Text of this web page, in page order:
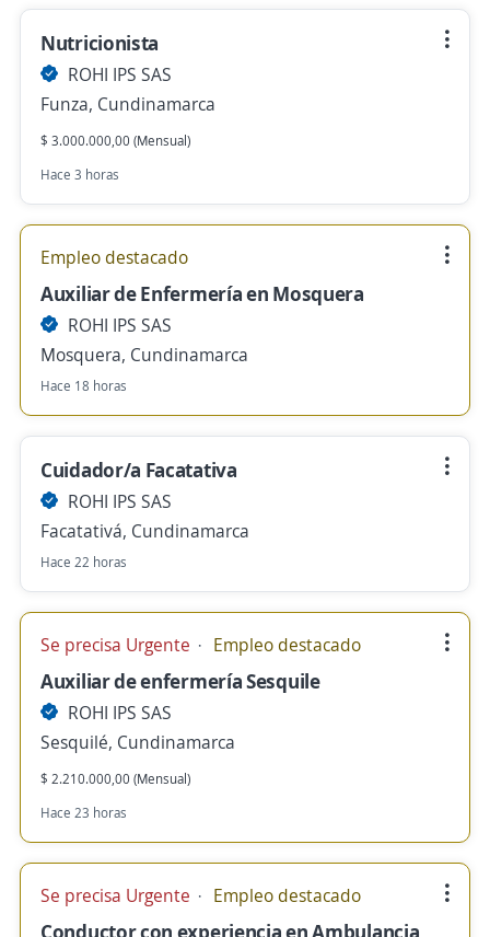
Nutricionista
ROHI IPS SAS
Funza, Cundinamarca
$ 3.000.000,00 (Mensual)
Hace 3 horas
Empleo destacado
Auxiliar de Enfermería en Mosquera
ROHI IPS SAS
Mosquera, Cundinamarca
Hace 18 horas
Cuidador/a Facatativa
ROHI IPS SAS
Facatativá, Cundinamarca
Hace 22 horas
Se precisa Urgente Empleo destacado
Auxiliar de enfermería Sesquile
ROHI IPS SAS
Sesquilé, Cundinamarca
$ 2.210.000,00 (Mensual)
Hace 23 horas
Se precisa Urgente Empleo destacado
Conductor con experiencia en Ambulancia